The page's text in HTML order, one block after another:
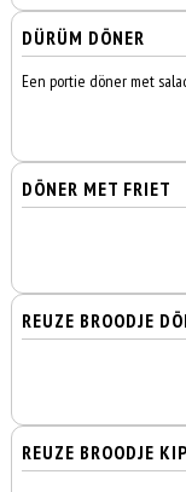
DÜRÜM DÖNER
Een portie döner met
DÖNER MET FRIET
REUZE BROODJE
REUZE BROODJE